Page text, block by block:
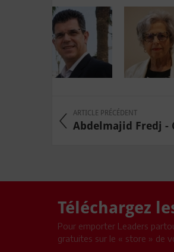
ARTICLE PRÉCÉDENT
Abdelmajid Fredj -
Téléchargez
Pour emporter Leaders
gratuites sur le « store » de